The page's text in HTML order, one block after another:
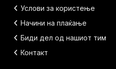
Услови за користење
Начини на плаќање
Биди дел од нашиот тим
Контакт